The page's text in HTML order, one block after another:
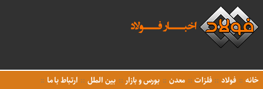
خانه فولاد فلزات معدن بورس و بازار بین الملل
ارتباط با ما